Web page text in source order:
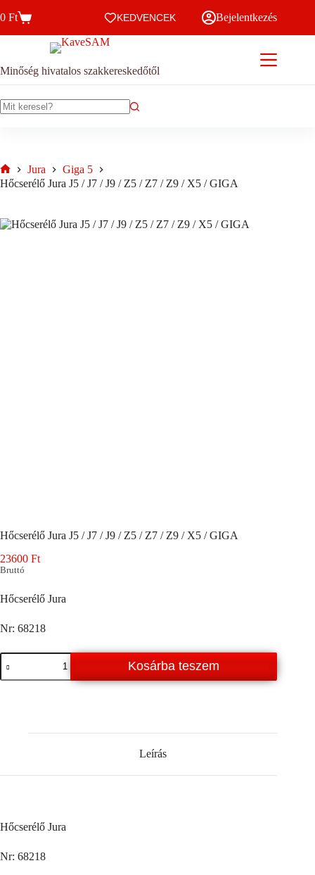
to
Kosár
0 Ft KEDVENCEK Bejelentkezés
Minőség hivatalos szakkereskedőtől
Home
Jura
Giga 5
Hőcserélő Jura J5 / J7 / J9 / Z5 / Z7 / Z9 / X5 / GIGA
Hőcserélő Jura J5 / J7 / J9 / Z5 / Z7 / Z9 / X5 / GIGA
23600 Ft
Bruttó
Hőcserélő Jura
Nr: 68218
Hőcserélő
Jura
J5
Z7
X5
mennyiség
Kosárba teszem
Leírás
Hőcserélő Jura
Nr: 68218